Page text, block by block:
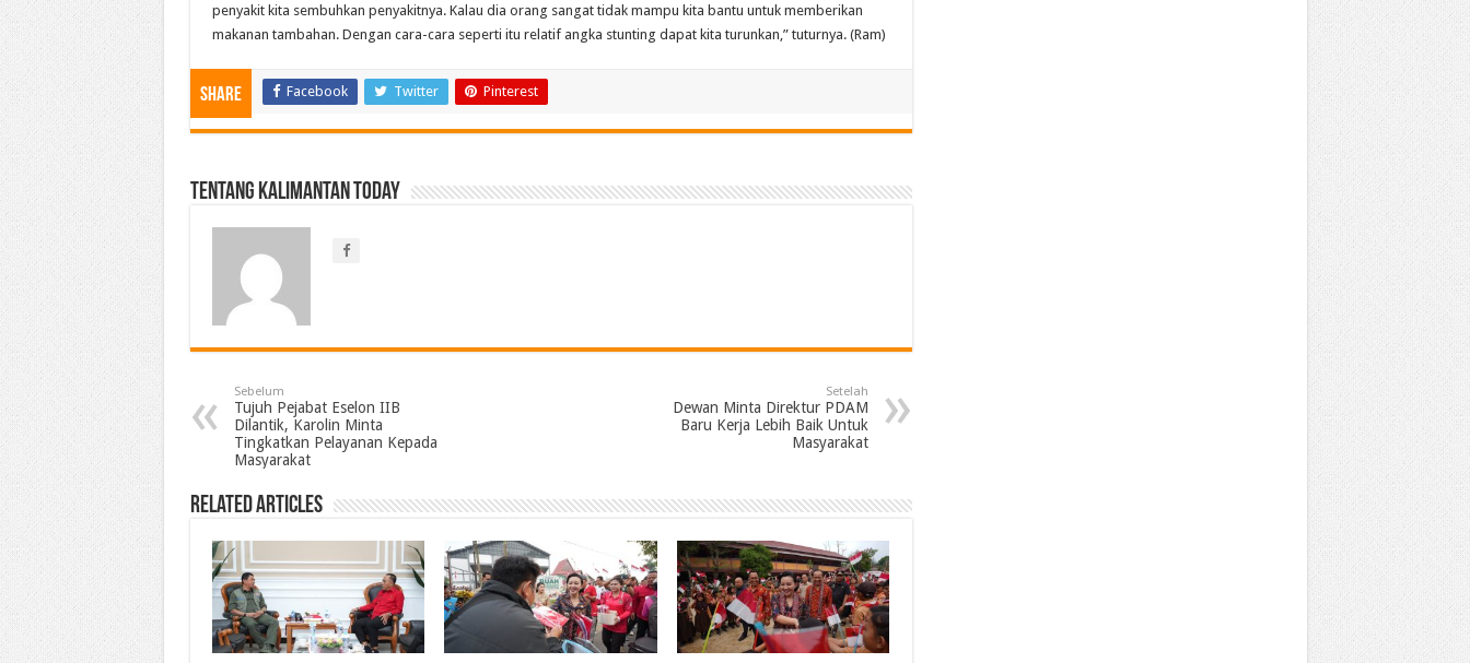
penyakit kita sembuhkan penyakitnya. Kalau dia orang sangat tidak mampu kita bantu untuk memberikan
makanan tambahan. Dengan cara-cara seperti itu relatif angka stunting dapat kita turunkan,” tuturnya. (Ram)
Share Facebook Twitter Pinterest
Tentang Kalimantan Today
Sebelum
Tujuh Pejabat Eselon IIB
Dilantik, Karolin Minta
Tingkatkan Pelayanan Kepada
Masyarakat
Setelah
Dewan Minta Direktur PDAM
Baru Kerja Lebih Baik Untuk
Masyarakat
Related Articles